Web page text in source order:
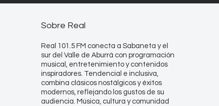
Sobre Real
Real 101.5 FM conecta a Sabaneta y el
sur del Valle de Aburrá con programación
musical, entretenimiento y contenidos
inspiradores. Tendencial e inclusiva,
combina clásicos nostálgicos y éxitos
modernos, reflejando los gustos de su
audiencia. Música, cultura y comunidad